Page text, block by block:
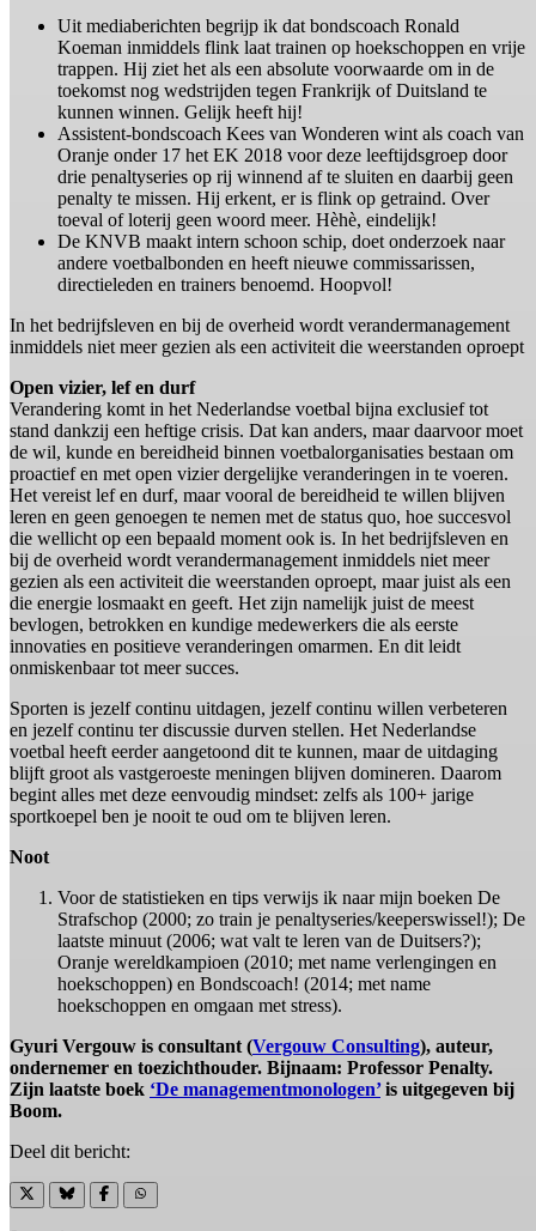
Uit mediaberichten begrijp ik dat bondscoach Ronald
Koeman inmiddels flink laat trainen op hoekschoppen en vrije
trappen. Hij ziet het als een absolute voorwaarde om in de
toekomst nog wedstrijden tegen Frankrijk of Duitsland te
kunnen winnen. Gelijk heeft hij!
Assistent-bondscoach Kees van Wonderen wint als coach van
Oranje onder 17 het EK 2018 voor deze leeftijdsgroep door
drie penaltyseries op rij winnend af te sluiten en daarbij geen
penalty te missen. Hij erkent, er is flink op getraind. Over
toeval of loterij geen woord meer. Hèhè, eindelijk!
De KNVB maakt intern schoon schip, doet onderzoek naar
andere voetbalbonden en heeft nieuwe commissarissen,
directieleden en trainers benoemd. Hoopvol!
In het bedrijfsleven en bij de overheid wordt verandermanagement
inmiddels niet meer gezien als een activiteit die weerstanden oproept
Open vizier, lef en durf
Verandering komt in het Nederlandse voetbal bijna exclusief tot
stand dankzij een heftige crisis. Dat kan anders, maar daarvoor moet
de wil, kunde en bereidheid binnen voetbalorganisaties bestaan om
proactief en met open vizier dergelijke veranderingen in te voeren.
Het vereist lef en durf, maar vooral de bereidheid te willen blijven
leren en geen genoegen te nemen met de status quo, hoe succesvol
die wellicht op een bepaald moment ook is. In het bedrijfsleven en
bij de overheid wordt verandermanagement inmiddels niet meer
gezien als een activiteit die weerstanden oproept, maar juist als een
die energie losmaakt en geeft. Het zijn namelijk juist de meest
bevlogen, betrokken en kundige medewerkers die als eerste
innovaties en positieve veranderingen omarmen. En dit leidt
onmiskenbaar tot meer succes.
Sporten is jezelf continu uitdagen, jezelf continu willen verbeteren
en jezelf continu ter discussie durven stellen. Het Nederlandse
voetbal heeft eerder aangetoond dit te kunnen, maar de uitdaging
blijft groot als vastgeroeste meningen blijven domineren. Daarom
begint alles met deze eenvoudig mindset: zelfs als 100+ jarige
sportkoepel ben je nooit te oud om te blijven leren.
Noot
Voor de statistieken en tips verwijs ik naar mijn boeken De
Strafschop (2000; zo train je penaltyseries/keeperswissel!); De
laatste minuut (2006; wat valt te leren van de Duitsers?);
Oranje wereldkampioen (2010; met name verlengingen en
hoekschoppen) en Bondscoach! (2014; met name
hoekschoppen en omgaan met stress).
Gyuri Vergouw is consultant (Vergouw Consulting), auteur,
ondernemer en toezichthouder. Bijnaam: Professor Penalty.
Zijn laatste boek ‘De managementmonologen’is uitgegeven bij
Boom.
Deel dit bericht: